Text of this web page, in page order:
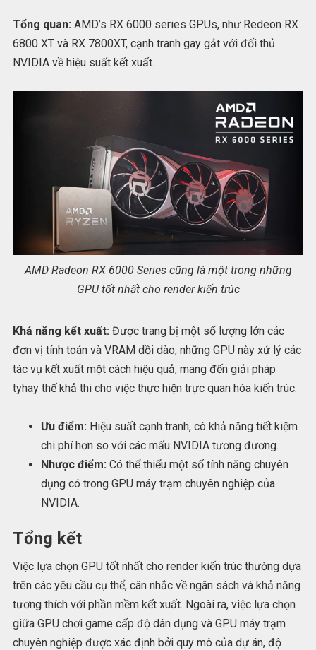
Tổng quan: AMD’s RX 6000 series GPUs, như Redeon RX
6800 XT và RX 7800XT, cạnh tranh gay gắt với đối thủ
NVIDIA về hiệu suất kết xuất.
AMD Radeon RX 6000 Series cũng là một trong những
GPU tốt nhất cho render kiến trúc
Khả năng kết xuất: Được trang bị một số lượng lớn các
đơn vị tính toán và VRAM dồi dào, những GPU này xử lý các
tác vụ kết xuất một cách hiệu quả, mang đến giải pháp
tyhay thế khả thi cho việc thực hiện trực quan hóa kiến trúc.
Ưu điểm: Hiệu suất cạnh tranh, có khả năng tiết kiệm
chi phí hơn so với các mấu NVIDIA tương đương.
Nhược điểm: Có thể thiểu một số tính năng chuyên
dụng có trong GPU máy trạm chuyên nghiệp của
NVIDIA.
Tổng kết
Việc lựa chọn GPU tốt nhất cho render kiến trúc thường dựa
trên các yêu cầu cụ thể, cân nhắc về ngân sách và khả năng
tương thích với phần mềm kết xuất. Ngoài ra, việc lựa chọn
giữa GPU chơi game cấp độ dân dụng và GPU máy trạm
chuyên nghiệp được xác định bởi quy mô của dự án, độ